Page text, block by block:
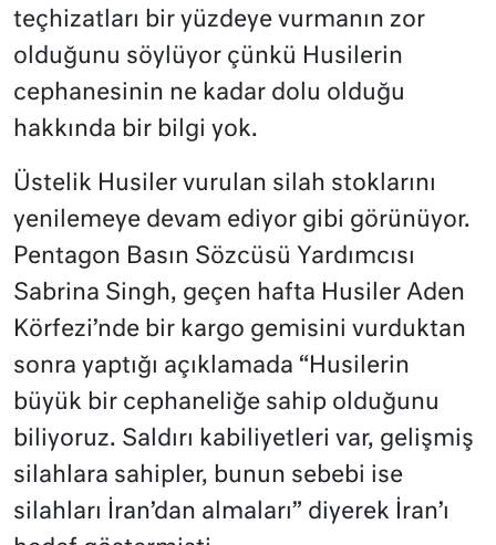
teçhizatları bir yüzdeye vurmanın zor
olduğunu söylüyor çünkü Husilerin
cephanesinin ne kadar dolu olduğu
hakkında bir bilgi yok.
Üstelik Husiler vurulan silah stoklarını
yenilemeye devam ediyor gibi görünüyor.
Pentagon Basın Sözcüsü Yardımcısı
Sabrina Singh, geçen hafta Husiler Aden
Körfezi’nde bir kargo gemisini vurduktan
sonra yaptığı açıklamada “Husilerin
büyük bir cephaneliğe sahip olduğunu
biliyoruz. Saldırı kabiliyetleri var, gelişmiş
silahlara sahipler, bunun sebebi ise
silahları İran’dan almaları” diyerek İran’ı